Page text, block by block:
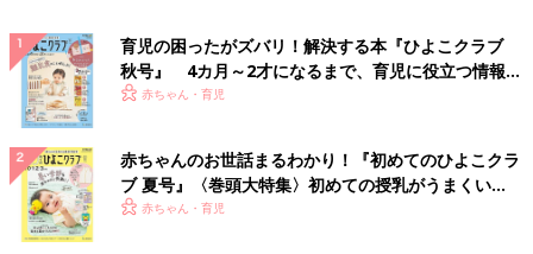
育児の困ったがズバリ！解決する本『ひよこクラブ
秋号』 4カ月～2才になるまで、育児に役立つ情報が
いっぱい！
赤ちゃん・育児
赤ちゃんのお世話まるわかり！『初めてのひよこクラ
ブ 夏号』〈巻頭大特集〉初めての授乳がうまくい
く！ おっぱい・ミルクの基本と夏のトラブル 解決テ
赤ちゃん・育児